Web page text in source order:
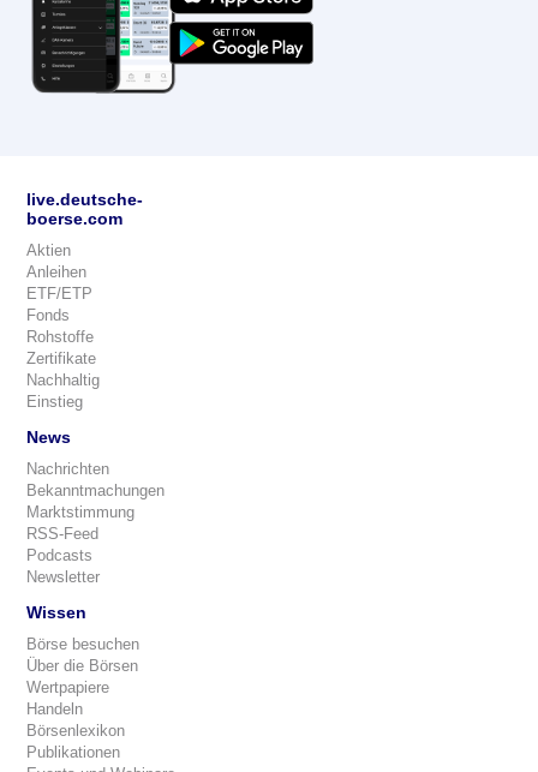
live.deutsche-
boerse.com
Aktien
Anleihen
ETF/ETP
Fonds
Rohstoffe
Zertifikate
Nachhaltig
Einstieg
News
Nachrichten
Bekanntmachungen
Marktstimmung
RSS-Feed
Podcasts
Newsletter
Wissen
Börse besuchen
Über die Börsen
Wertpapiere
Handeln
Börsenlexikon
Publikationen